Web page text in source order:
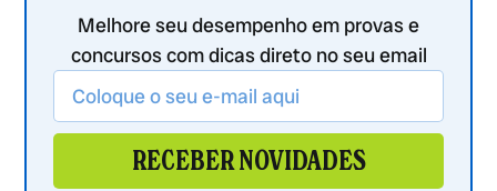
Melhore seu desempenho em provas e
concursos com dicas direto no seu email
RECEBER NOVIDADES